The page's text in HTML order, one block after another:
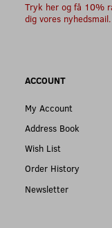
Tryk her og få 10%
dig vores nyhedsmail.
ACCOUNT
My Account
Address Book
Wish List
Order History
Newsletter